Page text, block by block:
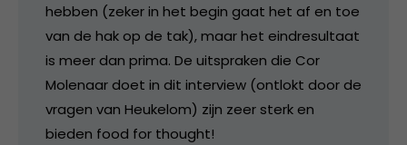
hebben (zeker in het begin gaat het af en toe
van de hak op de tak), maar het eindresultaat
is meer dan prima. De uitspraken die Cor
Molenaar doet in dit interview (ontlokt door de
vragen van Heukelom) zijn zeer sterk en
bieden food for thought!